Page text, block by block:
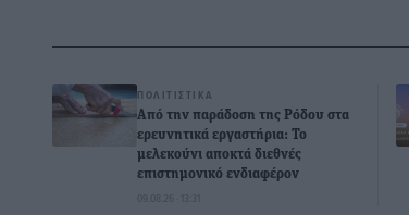
ΠΟΛΙΤΙΣΤΙΚΆ
Από την παράδοση της Ρόδου στα
ερευνητικά εργαστήρια: Το
μελεκούνι αποκτά διεθνές
επιστημονικό ενδιαφέρον
09.08.26 · 13:31